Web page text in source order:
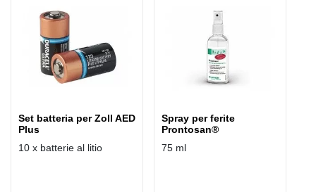
Set batteria per Zoll AED
Plus
10 x batterie al litio
Spray per ferite
Prontosan®
75 ml